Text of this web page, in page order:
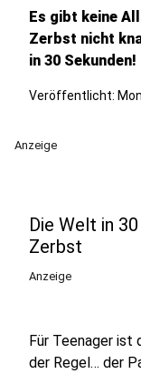
Es gibt keine
Zerbst nicht
in 30 Sekunden!
Veröffentlicht:
Anzeige
Die Welt in
Zerbst
Anzeige
Für Teenager ist
der Regel… der